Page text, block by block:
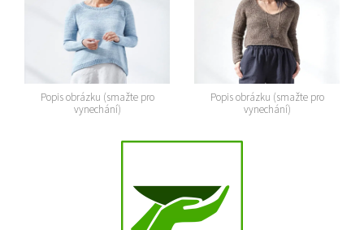
Popis obrázku (smažte pro
vynechání)
Popis obrázku (smažte pro
vynechání)